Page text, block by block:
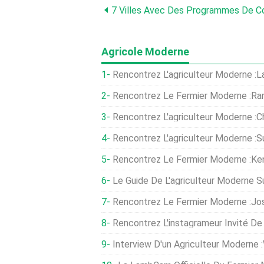
Agricole Moderne
Rencontrez L'agriculteur Moderne
Rencontrez Le Fermier Moderne
Rencontrez L'agriculteur Moderne
Rencontrez L'agriculteur Moderne
Rencontrez Le Fermier Moderne
Le Guide De L'agriculteur Moderne
Rencontrez Le Fermier Moderne
Rencontrez L'instagrameur Invité De
Interview D'un Agriculteur Moderne